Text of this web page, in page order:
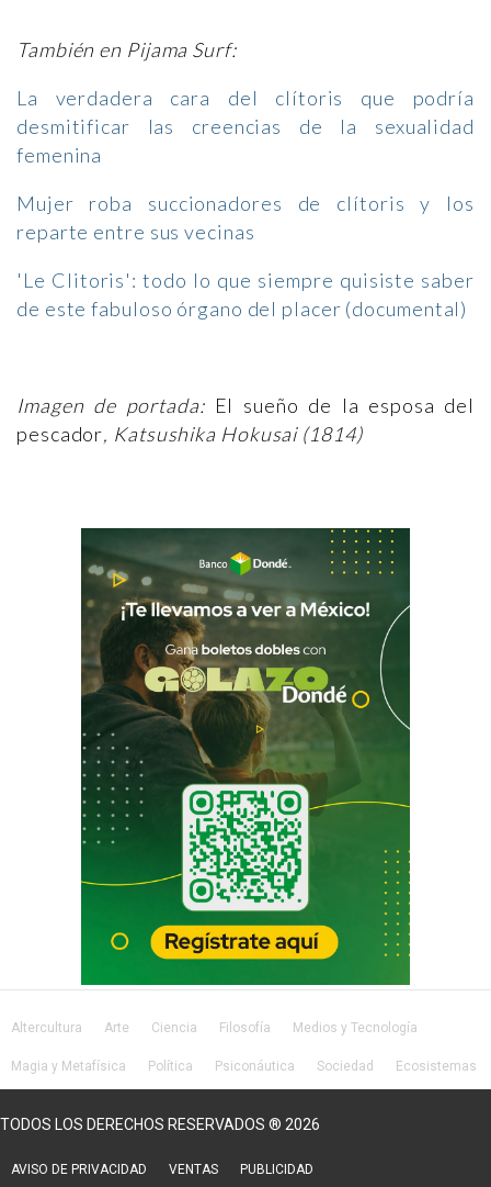
También en Pijama Surf:
La verdadera cara del clítoris que podría
desmitificar las creencias de la sexualidad
femenina
Mujer roba succionadores de clítoris y los
reparte entre sus vecinas
'Le Clitoris': todo lo que siempre quisiste saber
de este fabuloso órgano del placer (documental)
Imagen de portada: El sueño de la esposa del
pescador, Katsushika Hokusai (1814​)
Altercultura Arte Ciencia Filosofía Medios y Tecnología
Magia y Metafísica Política Psiconáutica Sociedad Ecosistemas
TODOS LOS DERECHOS RESERVADOS ® 2026
AVISO DE PRIVACIDAD VENTAS PUBLICIDAD